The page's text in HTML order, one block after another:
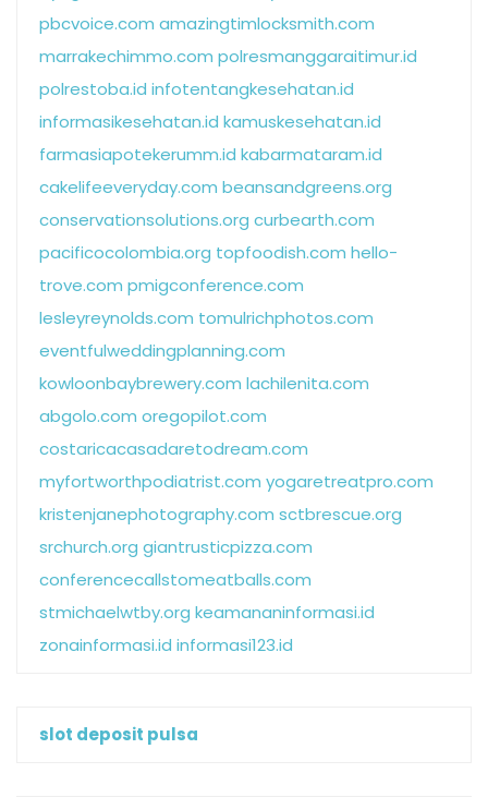
pbcvoice.com amazingtimlocksmith.com
marrakechimmo.com polresmanggaraitimur.id
polrestoba.id infotentangkesehatan.id
informasikesehatan.id kamuskesehatan.id
farmasiapotekerumm.id kabarmataram.id
cakelifeeveryday.com beansandgreens.org
conservationsolutions.org curbearth.com
pacificocolombia.org topfoodish.com hello-
trove.com pmigconference.com
lesleyreynolds.com tomulrichphotos.com
eventfulweddingplanning.com
kowloonbaybrewery.com lachilenita.com
abgolo.com oregopilot.com
costaricacasadaretodream.com
myfortworthpodiatrist.com yogaretreatpro.com
kristenjanephotography.com sctbrescue.org
srchurch.org giantrusticpizza.com
conferencecallstomeatballs.com
stmichaelwtby.org keamananinformasi.id
zonainformasi.id informasi123.id
slot deposit pulsa